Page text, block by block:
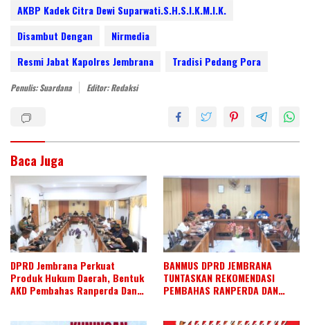
itt
er
k
e
dI
n
e
b
o
o
at
s
A
p
ar
e
AKBP Kadek Citra Dewi Suparwati.S.H.S.I.K.M.I.K.
Disambut Dengan
Nirmedia
Resmi Jabat Kapolres Jembrana
Tradisi Pedang Pora
Penulis: Suardana Editor: Redaksi
Baca Juga
DPRD Jembrana Perkuat
Produk Hukum Daerah, Bentuk
AKD Pembahas Ranperda Dan
BANMUS DPRD JEMBRANA
TUNTASKAN REKOMENDASI
PEMBAHAS RANPERDA DAN